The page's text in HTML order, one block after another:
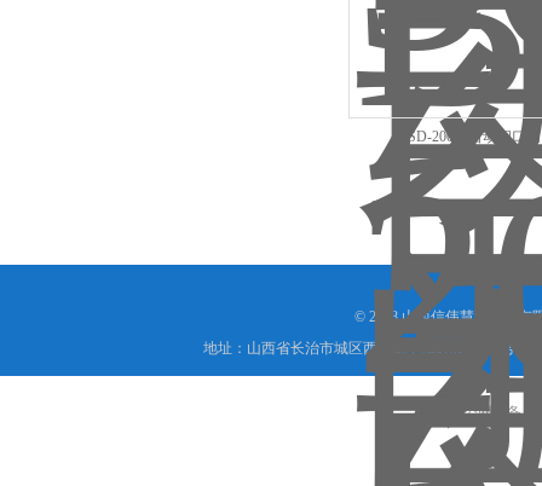
BSD-200全自动闭口
© 2018 山西信伟慧诚科技有
地址：山西省长治市城区西大街下梅辉坡小区8号写
晋公网安备